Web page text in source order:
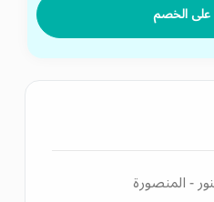
الخصم
- المنصورة